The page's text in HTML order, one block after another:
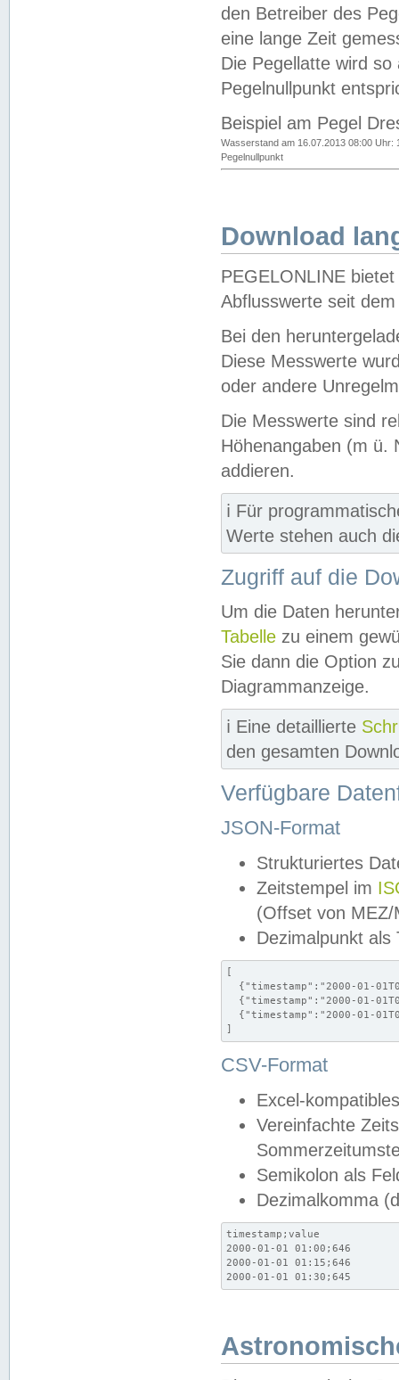
den Betreiber des
eine lange Zeit
Die Pegellatte wird
Pegelnullpunkt
Beispiel am Pegel
Wasserstand am 16.07.2013 08:00 Uhr:
Pegelnullpunkt
Download
PEGELONLINE
Abflusswerte seit
Bei den
Diese Messwerte
oder andere
Die Messwerte sind
Höhenangaben (m ü.
addieren.
ℹ️ Für
Werte stehen auch
Zugriff auf die
Um die Daten
Tabelle zu einem
Sie dann die Option
Diagrammanzeige.
ℹ️ Eine detaillierte
den gesamten
Verfügbare
JSON-Format
Strukturiertes
Zeitstempel im
(Offset von MEZ/
Dezimalpunkt als
[
{"timestamp":"2000-01-
{"timestamp":"2000-01-
{"timestamp":"2000-01-
]
CSV-Format
Excel-
Vereinfachte
Semikolon als
Dezimalkomma
timestamp;value
2000-01-01 01:00;646
2000-01-01 01:15;646
2000-01-01 01:30;645